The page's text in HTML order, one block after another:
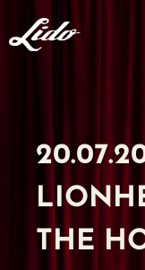
THE